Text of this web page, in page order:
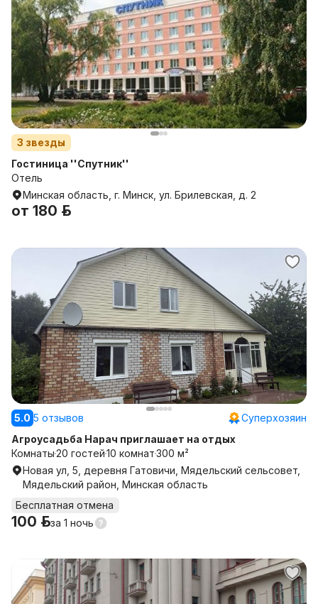
3 звезды
Гостиница ''Спутник''
Отель
Минская область, г. Минск, ул. Брилевская, д. 2
от 180 р.
5.0 5 отзывов
Суперхозяин
Агроусадьба Нарач приглашает на отдых
Комнаты20 гостей10 комнат300 м²
Новая ул, 5, деревня Гатовичи, Мядельский сельсовет,
Мядельский район, Минская область
Бесплатная отмена
100 р.за 1 ночь